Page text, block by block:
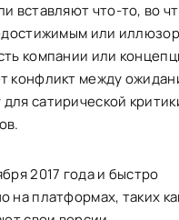
вставляют что-то, во
или
компании или
конфликт между
сатирической
2017 года и быстро
на платформах, таких